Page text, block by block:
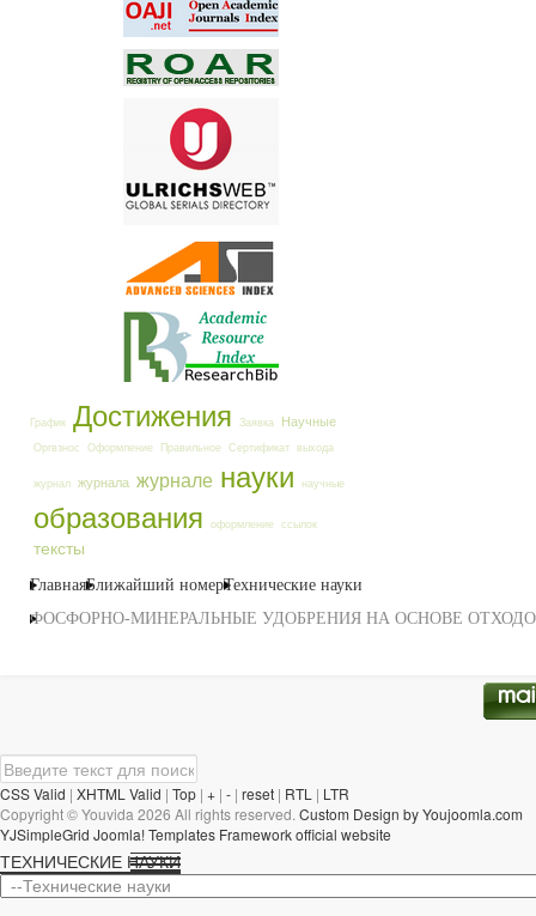
График Достижения Заявка Научные
Оргвзнос Оформление Правильное Сертификат выхода
журнал журнала журнале науки научные
образования оформление ссылок
тексты
ГлавнаяБлижайший номерТехнические науки
ФОСФОРНО-МИНЕРАЛЬНЫЕ УДОБРЕНИЯ НА ОСНОВЕ
CSS Valid | XHTML Valid | Top | + | - | reset | RTL | LTR
Copyright ©Youvida 2026 All rights reserved. Custom Design by Youjoomla.com
YJSimpleGrid Joomla! Templates Framework official website
ТЕХНИЧЕСКИЕ НАУКИ